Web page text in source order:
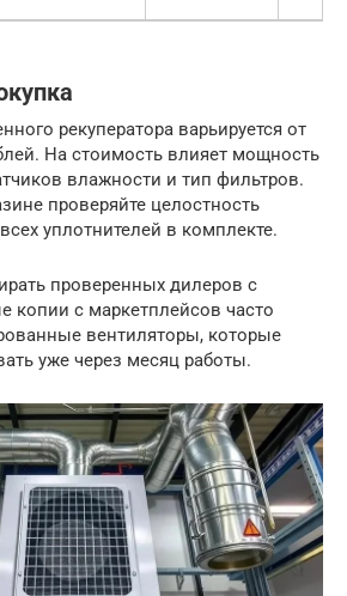
рекуператора варьируется от
На стоимость влияет мощность
влажности и тип фильтров.
проверяйте целостность
уплотнителей в комплекте.
проверенных дилеров с
копии с маркетплейсов часто
вентиляторы, которые
уже через месяц работы.